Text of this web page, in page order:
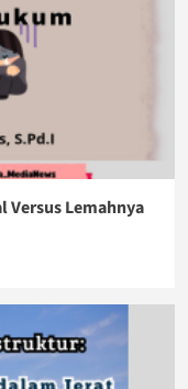
Versus Lemahnya